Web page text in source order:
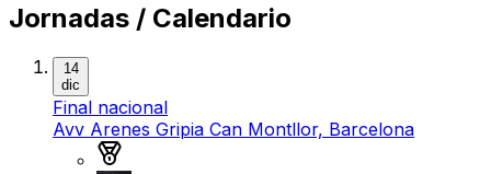
Jornadas / Calendario
14
dic
Final nacional
Avv Arenes Gripia Can Montllor, Barcelona